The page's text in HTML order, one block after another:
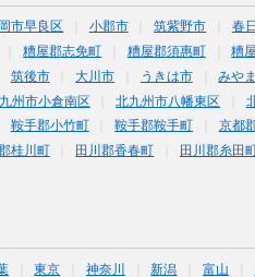
市早良区 小郡市 筑紫野市 春
糟屋郡志免町 糟屋郡須惠町 糟
筑後市 大川市 うきは市 みや
州市小倉南区 北九州市八幡東区
鞍手郡小竹町 鞍手郡鞍手町 京都
桂川町 田川郡香春町 田川郡糸田
東京 神奈川 新潟 富山